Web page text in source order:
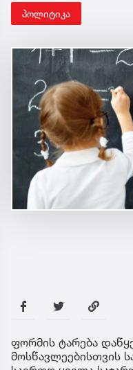
პოლიტიკა
ფორმის ტარება
მოსწავლეებისთვის